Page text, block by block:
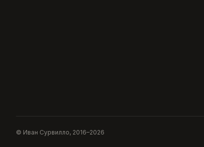
© Иван Сурвилло, 2016–2026